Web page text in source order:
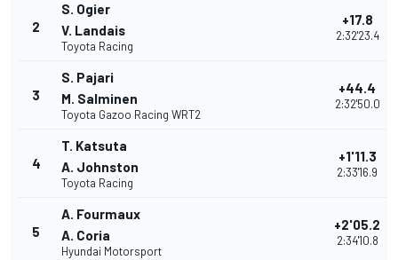
2
S. Ogier
V. Landais
Toyota Racing
+17.8
2:32'23.4
3
S. Pajari
M. Salminen
Toyota Gazoo Racing WRT2
+44.4
2:32'50.0
4
T. Katsuta
A. Johnston
Toyota Racing
+1'11.3
2:33'16.9
5
A. Fourmaux
A. Coria
Hyundai Motorsport
+2'05.2
2:34'10.8